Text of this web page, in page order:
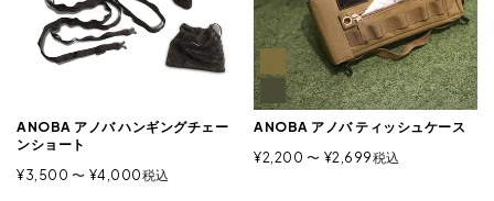
ANOBA アノバ ハンギングチェー
ンショート
¥3,500 〜 ¥4,000税込
ANOBA アノバ ティッシュケース
¥2,200 〜 ¥2,699税込